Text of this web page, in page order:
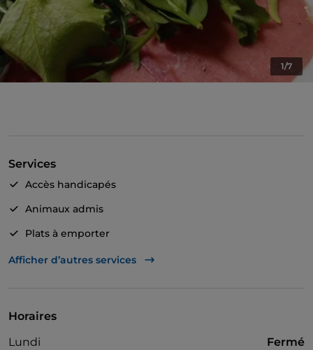
1/7
Services
Accès handicapés
Animaux admis
Plats à emporter
Salle de bain pour personnes à mobilité réduite
Afficher d’autres services
Horaires
Lundi
Fermé